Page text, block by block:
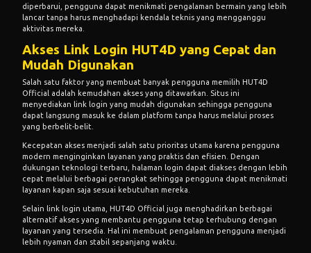
diperbarui, pengguna dapat menikmati pengalaman bermain yang lebih
lancar tanpa harus menghadapi kendala teknis yang mengganggu
aktivitas mereka.
Akses Link Login HUT4D yang Cepat dan
Mudah Digunakan
Salah satu faktor yang membuat banyak pengguna memilih HUT4D
Official adalah kemudahan akses yang ditawarkan. Situs ini
menyediakan link login yang mudah digunakan sehingga pengguna
dapat langsung masuk ke dalam platform tanpa harus melalui proses
yang berbelit-belit.
Kecepatan akses menjadi salah satu prioritas utama karena pengguna
modern menginginkan layanan yang praktis dan efisien. Dengan
dukungan teknologi terbaru, halaman login dapat diakses dengan lebih
cepat melalui berbagai perangkat sehingga pengguna dapat menikmati
layanan kapan saja sesuai kebutuhan mereka.
Selain link login utama, HUT4D Official juga menghadirkan berbagai
alternatif akses yang membantu pengguna tetap terhubung dengan
layanan yang tersedia. Hal ini membuat pengalaman pengguna menjadi
lebih nyaman dan stabil sepanjang waktu.